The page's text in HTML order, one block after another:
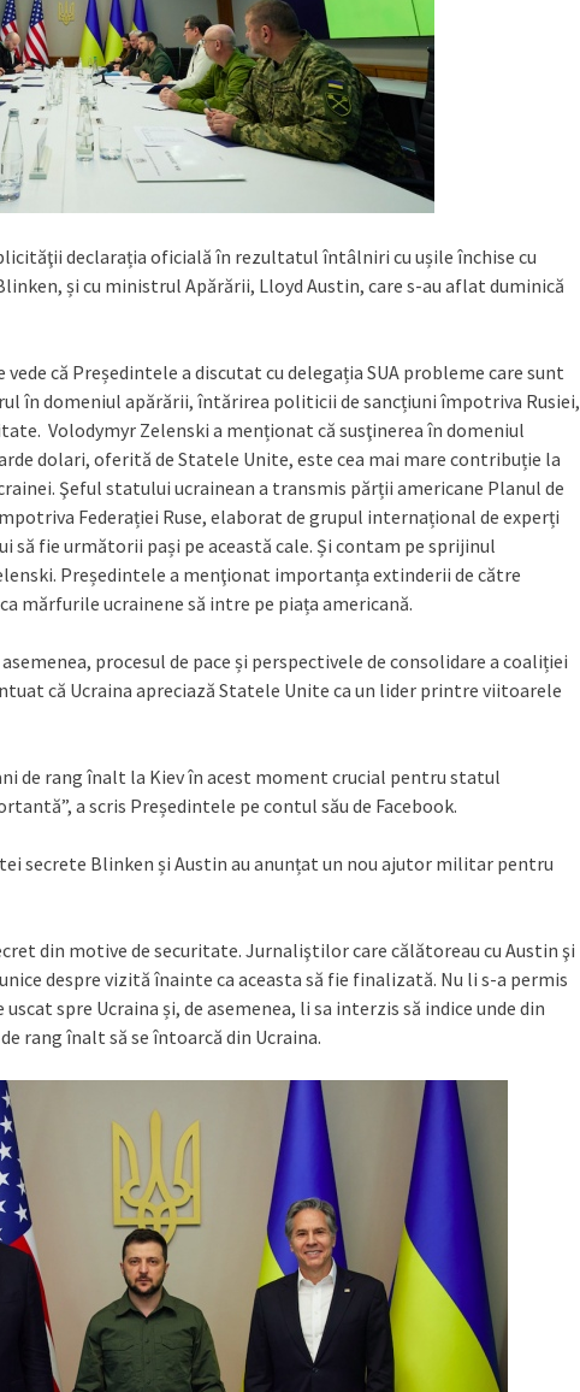
declarația oficială în rezultatul întâlniri cu ușile închise cu
și cu ministrul Apărării, Lloyd Austin, care s-au aflat duminică
vede că Președintele a discutat cu delegația SUA probleme care sunt
în domeniul apărării, întărirea politicii de sancțiuni împotriva Rusiei,
Volodymyr Zelenski a menționat că susţinerea în domeniul
dolari, oferită de Statele Unite, este cea mai mare contribuție la
Şeful statului ucrainean a transmis părții americane Planul de
Federației Ruse, elaborat de grupul internațional de experți
să fie următorii pași pe această cale. Și contam pe sprijinul
Președintele a menţionat importanța extinderii de către
mărfurile ucrainene să intre pe piața americană.
procesul de pace și perspectivele de consolidare a coaliției
că Ucraina apreciază Statele Unite ca un lider printre viitoarele
de rang înalt la Kiev în acest moment crucial pentru statul
a scris Președintele pe contul său de Facebook.
secrete Blinken și Austin au anunțat un nou ajutor militar pentru
din motive de securitate. Jurnaliştilor care călătoreau cu Austin şi
despre vizită înainte ca aceasta să fie finalizată. Nu li s-a permis
spre Ucraina și, de asemenea, li sa interzis să indice unde din
rang înalt să se întoarcă din Ucraina.